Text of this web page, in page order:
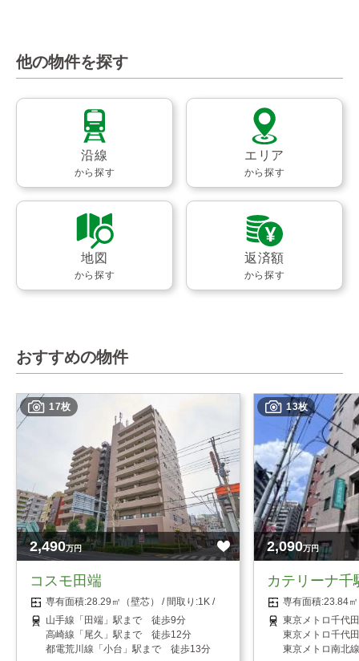
他の物件を探す
沿線
から探す
エリア
から探す
地図
から探す
返済額
から探す
おすすめの物件
17枚
2,490万円
コスモ田端
28.29㎡（壁芯）
1K
山手線「田端」駅まで 徒歩9分
高崎線「尾久」駅まで 徒歩12分
都電荒川線「小台」駅まで 徒歩13分
13枚
2,090万円
カテリーナ千
23.84
東京メトロ千代
東京メトロ千代
東京メトロ南北